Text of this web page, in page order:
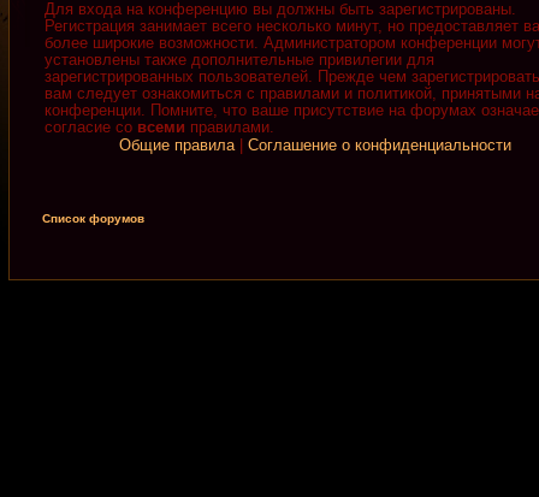
Для входа на конференцию вы должны быть зарегистрированы.
Регистрация занимает всего несколько минут, но предоставляет
более широкие возможности. Администратором конференции
установлены также дополнительные привилегии для
зарегистрированных пользователей. Прежде чем
вам следует ознакомиться с правилами и политикой, принятыми
конференции. Помните, что ваше присутствие на форумах
согласие со всеми правилами.
Общие правила| Соглашение о конфиденциальности
Список форумов